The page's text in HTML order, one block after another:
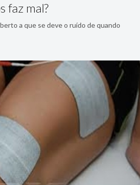
faz mal?
a que se deve o ruído de quando